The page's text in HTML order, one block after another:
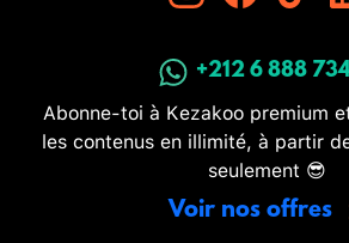
+212 6 888
Abonne-toi à Kezakoo premium
les contenus en illimité, à partir
seulement 😎
Voir nos offres